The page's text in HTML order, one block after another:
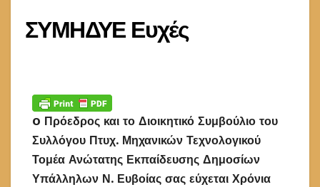
ΣΥΜΗΔΥΕ Ευχές
O Πρόεδρος και το Διοικητικό Συμβούλιο του
Συλλόγου Πτυχ. Μηχανικών Τεχνολογικού
Τομέα Ανώτατης Εκπαίδευσης Δημοσίων
Υπάλληλων Ν. Ευβοίας σας εύχεται Χρόνια